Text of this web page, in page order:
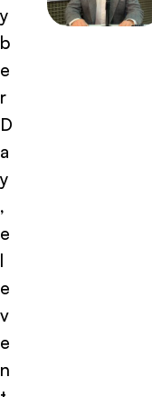
y
b
e
r
D
a
y
,
e
l
e
v
e
n